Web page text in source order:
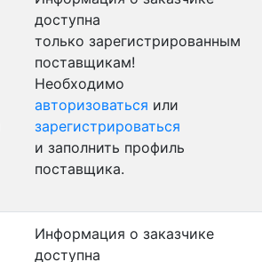
доступна
только зарегистрированным
поставщикам!
Необходимо
авторизоваться или
зарегистрироваться
и заполнить профиль
поставщика.
Информация о заказчике
доступна